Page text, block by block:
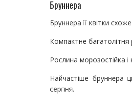
Бруннера
Бруннера її квітки
Компактне багатолітня
Рослина морозостійка і
Найчастіше бруннера
серпня.